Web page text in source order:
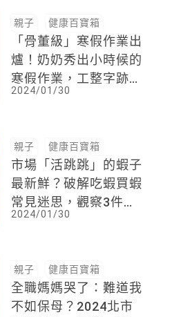
親子 健康百寶箱
「骨董級」寒假作業出
爐！奶奶秀出小時候的
寒假作業，工整字跡，
讓兒子孫女當場折服
2024/01/30
親子 健康百寶箱
市場「活跳跳」的蝦子
最新鮮？破解吃蝦買蝦
常見迷思，觀察3件事
挑到新鮮蝦子
2024/01/30
親子 健康百寶箱
全職媽媽哭了：難道我
不如保母？2024北市